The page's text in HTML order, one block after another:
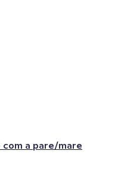
com a pare/mare